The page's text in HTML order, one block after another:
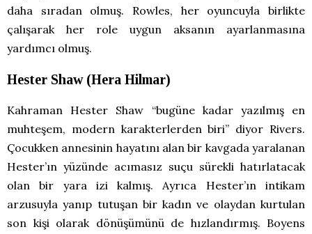
daha sıradan olmuş. Rowles, her oyuncuyla birlikte
çalışarak her role uygun aksanın ayarlanmasına
yardımcı olmuş.
Hester Shaw (Hera Hilmar)
Kahraman Hester Shaw “bugüne kadar yazılmış en
muhteşem, modern karakterlerden biri” diyor Rivers.
Çocukken annesinin hayatını alan bir kavgada yaralanan
Hester’ın yüzünde acımasız suçu sürekli hatırlatacak
olan bir yara izi kalmış. Ayrıca Hester’ın intikam
arzusuyla yanıp tutuşan bir kadın ve olaydan kurtulan
son kişi olarak dönüşümünü de hızlandırmış. Boyens